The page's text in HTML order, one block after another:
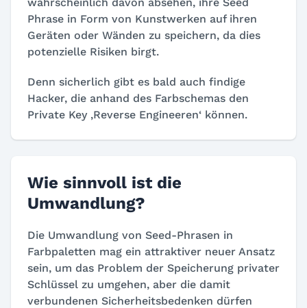
Phrase in Form von Kunstwerken auf ihren
Geräten oder Wänden zu speichern, da dies
potenzielle Risiken birgt.
Denn sicherlich gibt es bald auch findige
Hacker, die anhand des Farbschemas den
Private Key ‚Reverse Engineeren‘ können.
Wie sinnvoll ist die
Umwandlung?
Die Umwandlung von Seed-Phrasen in
Farbpaletten mag ein attraktiver neuer Ansatz
sein, um das Problem der Speicherung privater
Schlüssel zu umgehen, aber die damit
verbundenen Sicherheitsbedenken dürfen